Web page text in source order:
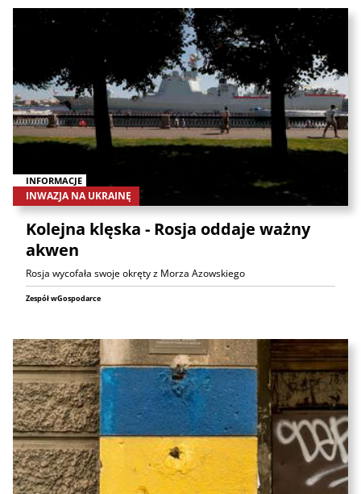
INFORMACJE
INWAZJA NA UKRAINĘ
Kolejna klęska - Rosja oddaje ważny
akwen
Rosja wycofała swoje okręty z Morza Azowskiego
Zespół wGospodarce